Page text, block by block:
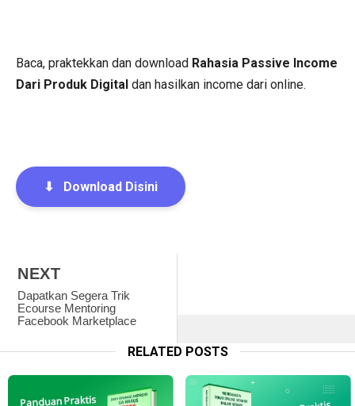
Baca, praktekkan dan download Rahasia Passive Income
Dari Produk Digital dan hasilkan income dari online.
⬇ Download Disini
NEXT
Dapatkan Segera Trik
Ecourse Mentoring
Facebook Marketplace
RELATED POSTS